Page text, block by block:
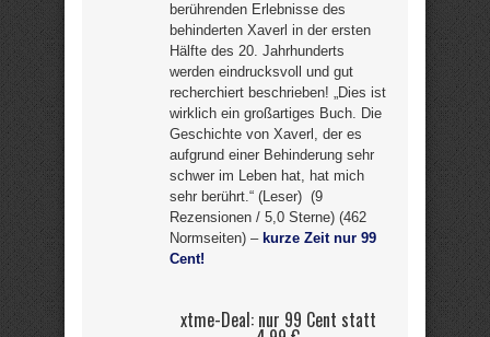
berührenden Erlebnisse des
behinderten Xaverl in der ersten
Hälfte des 20. Jahrhunderts
werden eindrucksvoll und gut
recherchiert beschrieben! „Dies ist
wirklich ein großartiges Buch. Die
Geschichte von Xaverl, der es
aufgrund einer Behinderung sehr
schwer im Leben hat, hat mich
sehr berührt.“ (Leser) (9
Rezensionen / 5,0 Sterne) (462
Normseiten) – kurze Zeit nur 99
Cent!
xtme-Deal: nur 99 Cent statt